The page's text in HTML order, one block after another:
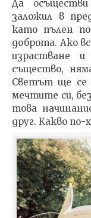
Да
заложил в
като пълен
доброта. Ако
израстване
същество,
Светът ще се
мечтите си,
това
друг. Какво по-